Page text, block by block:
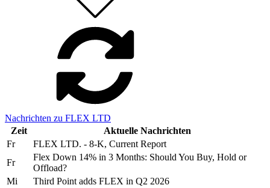
Nachrichten zu FLEX LTD
Zeit
Aktuelle Nachrichten
Fr
FLEX LTD. - 8-K, Current Report
Fr
Flex Down 14% in 3 Months: Should You Buy, Hold or
Offload?
Mi
Third Point adds FLEX in Q2 2026